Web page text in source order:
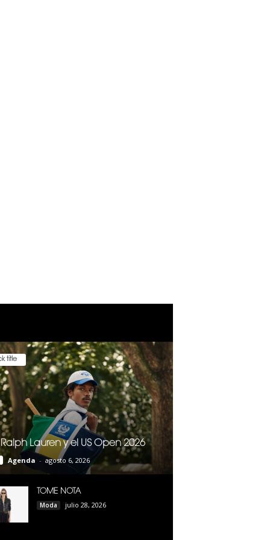
title
Lauren y el US Open 2026
Agenda - agosto 6, 2026
TOME NOTA
Moda julio 28, 2026